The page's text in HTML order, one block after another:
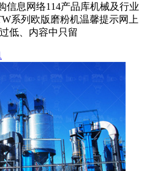
信息网络114产品库机械及行业
系列欧版磨粉机温馨提示网上
低、内容中只留